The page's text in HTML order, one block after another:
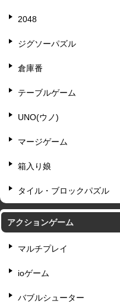
2048
ジグソーパズル
倉庫番
テーブルゲーム
UNO(ウノ)
マージゲーム
箱入り娘
タイル・ブロックパズル
アクションゲーム
マルチプレイ
ioゲーム
バブルシューター